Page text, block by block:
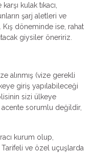
kulak tıkacı,
şarj aletleri ve
Kış döneminde ise, rahat
giysiler öneririz.
alınmış (vize gerekli
giriş yapılabileceği
sizi ülkeye
acente sorumlu değildir,
kurum olup,
Tarifeli ve özel uçuşlarda